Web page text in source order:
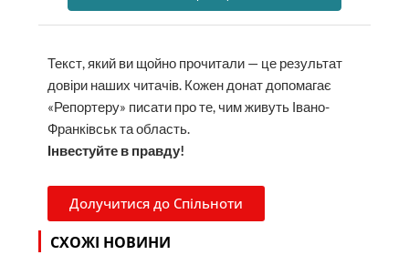
Текст, який ви щойно прочитали — це результат
довіри наших читачів. Кожен донат допомагає
«Репортеру» писати про те, чим живуть Івано-
Франківськ та область.
Інвестуйте в правду!
Долучитися до Спільноти
СХОЖІ НОВИНИ